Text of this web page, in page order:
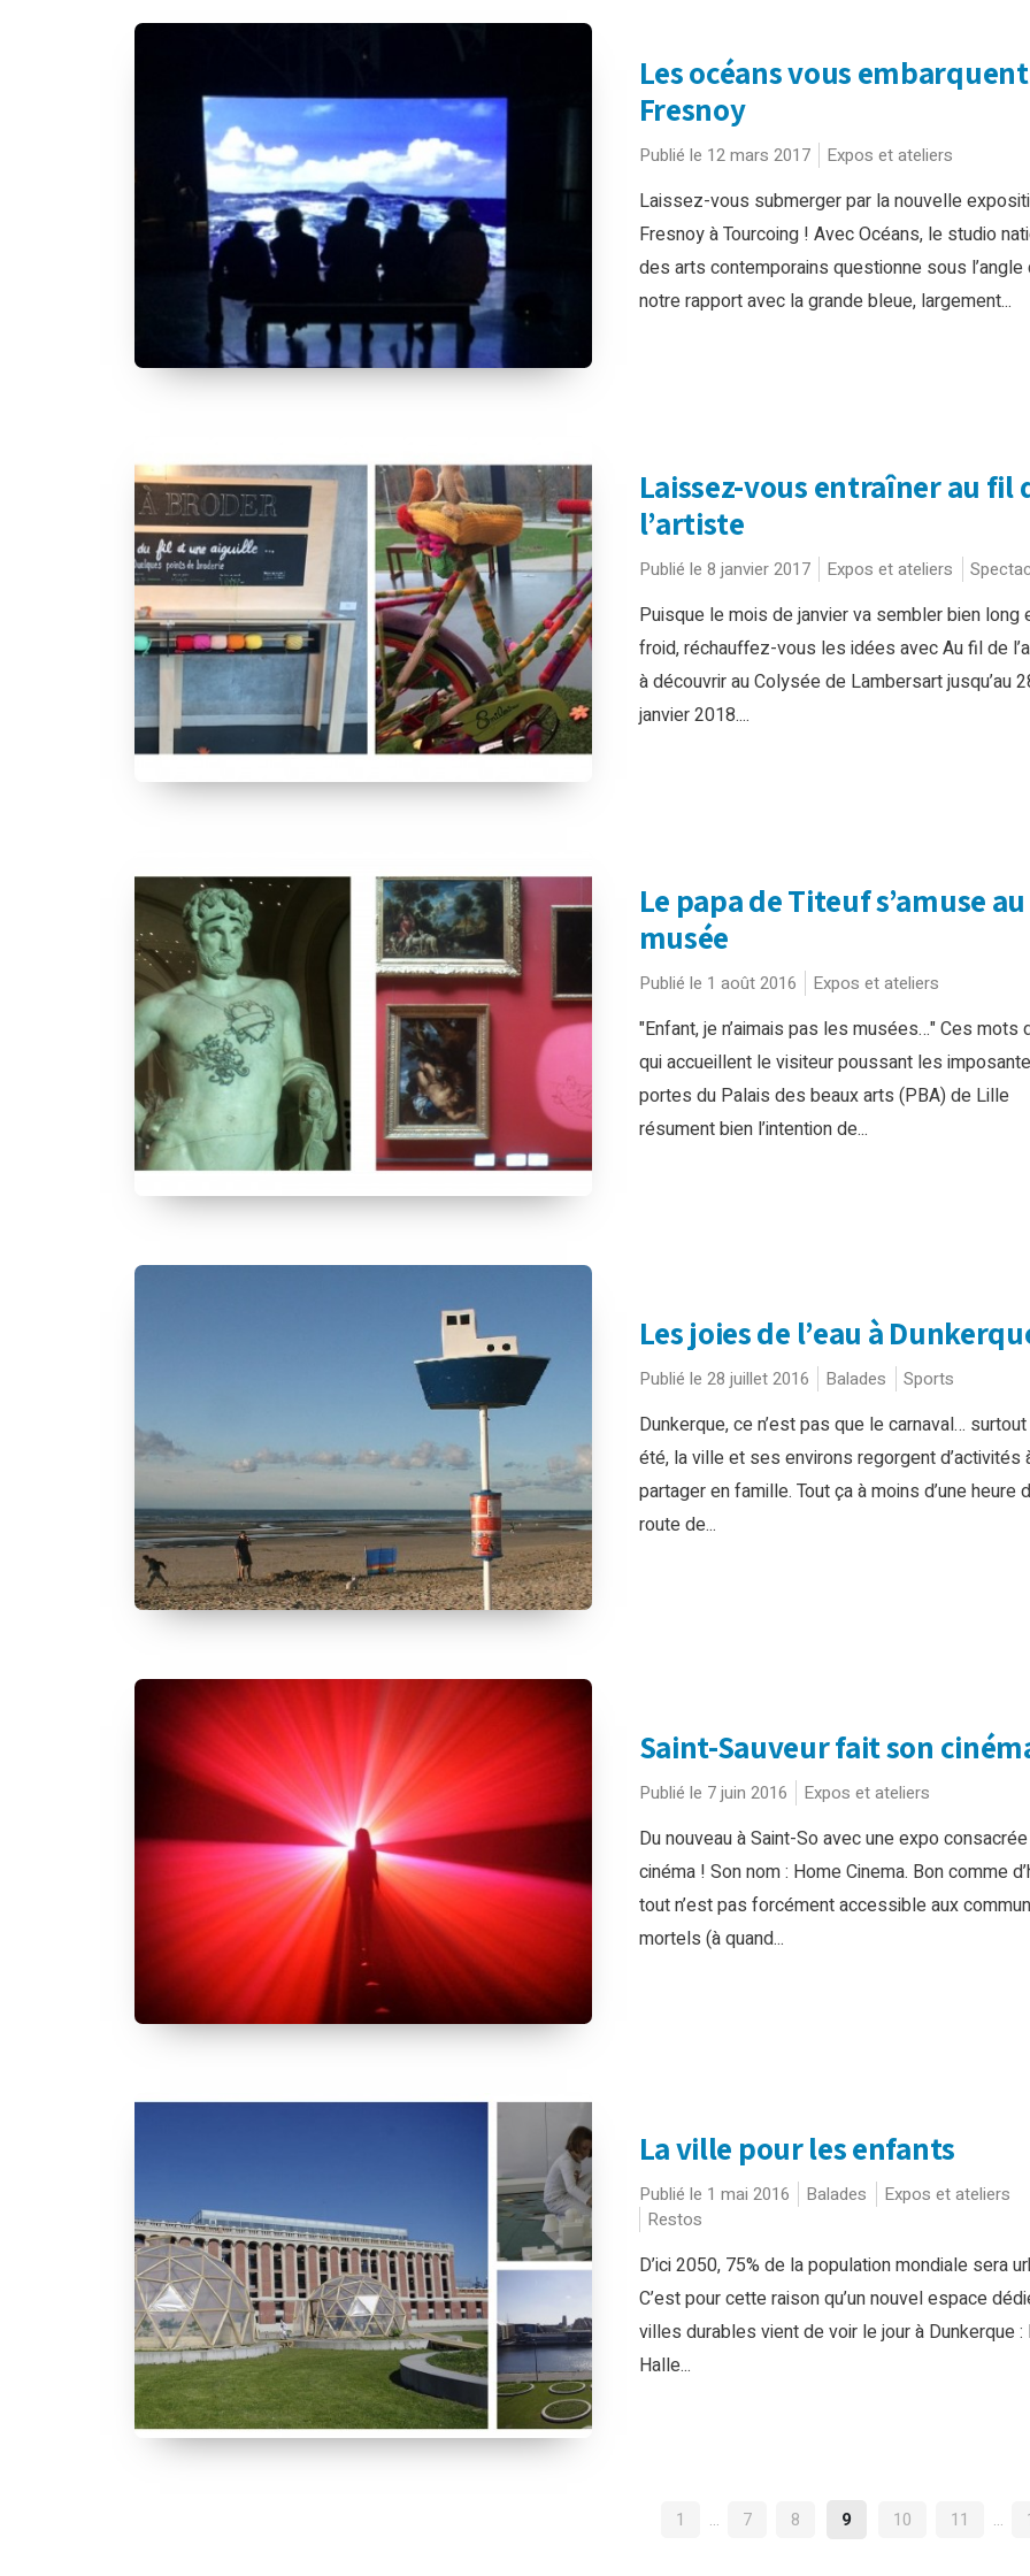
Les océans vous
Fresnoy
Publié le 12 mars 2017 Expos et ateliers
Laissez-vous submerger par la nouvelle
Fresnoy à Tourcoing ! Avec Océans, le studio
des arts contemporains questionne sous l’angle
notre rapport avec la grande bleue, largement...
Laissez-vous entraîner au fil
l’artiste
Publié le 8 janvier 2017 Expos et ateliers
Puisque le mois de janvier va sembler bien long
froid, réchauffez-vous les idées avec Au fil de
à découvrir au Colysée de Lambersart jusqu’au
janvier 2018....
Le papa de Titeuf s’amuse au
musée
Publié le 1 août 2016 Expos et ateliers
"Enfant, je n’aimais pas les musées…" Ces mots
qui accueillent le visiteur poussant les
portes du Palais des beaux arts (PBA) de Lille
résument bien l’intention de...
Les joies de l’eau à
Publié le 28 juillet 2016 Balades Sports
Dunkerque, ce n’est pas que le carnaval…
été, la ville et ses environs regorgent d’activités
partager en famille. Tout ça à moins d’une heure
route de...
Saint-Sauveur fait son
Publié le 7 juin 2016 Expos et ateliers
Du nouveau à Saint-So avec une expo
cinéma ! Son nom : Home Cinema. Bon comme
tout n’est pas forcément accessible aux
mortels (à quand...
La ville pour les enfants
Publié le 1 mai 2016 Balades
Expos et ateliers
Restos
D’ici 2050, 75% de la population mondiale sera
C’est pour cette raison qu’un nouvel espace
villes durables vient de voir le jour à Dunkerque :
Halle...
NAVIGATION
1 … 7 8 9 10 11 …